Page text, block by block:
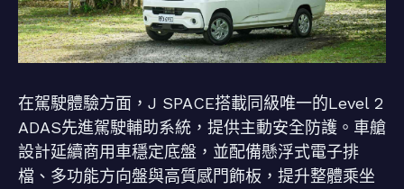
在駕駛體驗方面，J SPACE搭載同級唯一的Level 2
ADAS先進駕駛輔助系統，提供主動安全防護。車艙
設計延續商用車穩定底盤，並配備懸浮式電子排
檔、多功能方向盤與高質感門飾板，提升整體乘坐